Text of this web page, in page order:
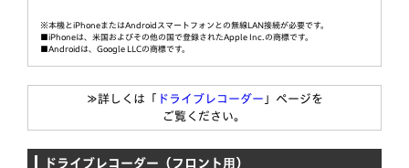
※本機とiPhoneまたはAndroidスマートフォンとの無線LAN接続が必要です。
■iPhoneは、米国およびその他の国で登録されたApple Inc.の商標です。
■Androidは、Google LLCの商標です。
≫詳しくは「 ドライブレコーダー 」ページを
ご覧ください。
ドライブレコーダー（フロント用）